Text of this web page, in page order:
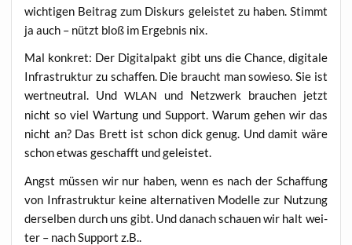
wich­ti­gen Bei­trag zum Dis­kurs geleis­tet zu haben. Stimmt
ja auch – nützt bloß im Ergeb­nis nix.
Mal kon­kret: Der Digi­tal­pakt gibt uns die Chan­ce, digi­ta­le
Infra­struk­tur zu schaf­fen. Die braucht man sowie­so. Sie ist
wert­neu­tral. UndWLAN und Netz­werk brau­chen jetzt
nicht so viel War­tung und Sup­port. War­um gehen wir das
nicht an? Das Brett ist schon dick genug. Und damit wäre
schon etwas geschafft und geleistet.
Angst müs­sen wir nur haben, wenn es nach der Schaf­fung
von Infra­struk­tur kei­ne alter­na­ti­ven Model­le zur Nut­zung
der­sel­ben durch uns gibt. Und danach schau­en wir halt wei­
ter – nach Sup­port z.B..